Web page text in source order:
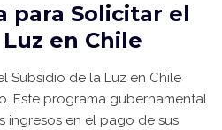
para Solicitar el
en Chile
Subsidio de la Luz en Chile
Este programa gubernamental
ingresos en el pago de sus